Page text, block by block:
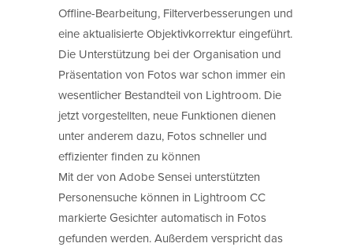
Offline-Bearbeitung, Filterverbesserungen und
eine aktualisierte Objektivkorrektur eingeführt.
Die Unterstützung bei der Organisation und
Präsentation von Fotos war schon immer ein
wesentlicher Bestandteil von Lightroom. Die
jetzt vorgestellten, neue Funktionen dienen
unter anderem dazu, Fotos schneller und
effizienter finden zu können
Mit der von Adobe Sensei unterstützten
Personensuche können in Lightroom CC
markierte Gesichter automatisch in Fotos
gefunden werden. Außerdem verspricht das